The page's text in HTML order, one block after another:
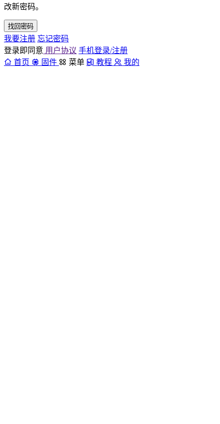
改新密码。
找回密码
我要注册 忘记密码
登录即同意 用户协议 手机登录/注册
首页
固件 菜单 教程 我的